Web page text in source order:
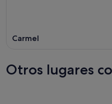
Carmel
Otros lugares